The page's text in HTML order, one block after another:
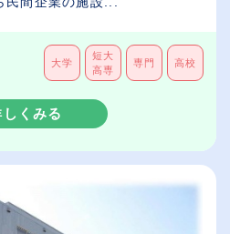
大学
短大
高専
専門 高校
しくみる